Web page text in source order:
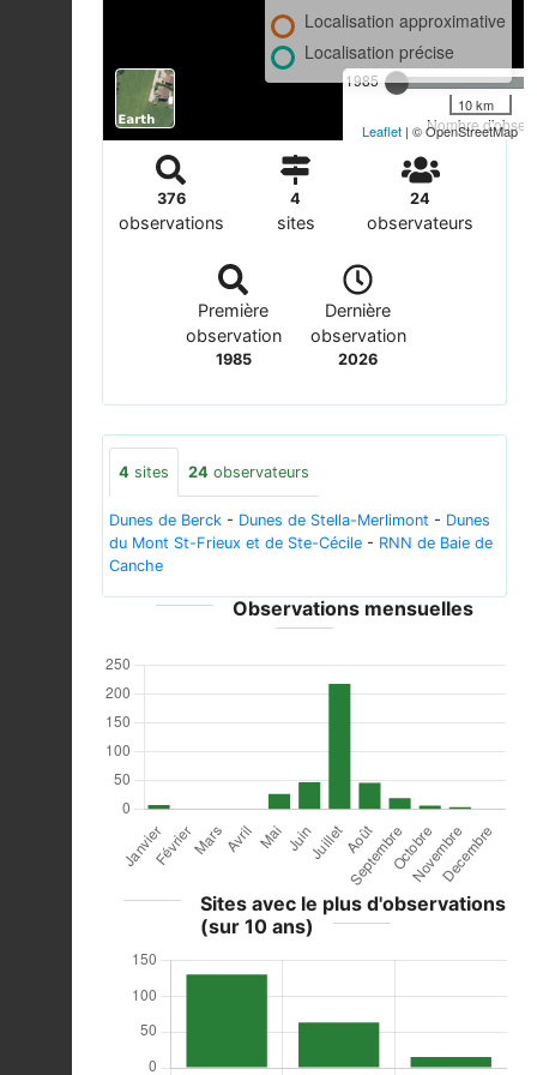
1985
Nombre
Localisation approximative
Localisation précise
10 km
Leaflet | © OpenStreetMap
376
observations
4
sites
24
observateurs
Première
observation
1985
Dernière
observation
2026
4 sites 24 observateurs
Dunes de Berck - Dunes de Stella-Merlimont - Dunes
du Mont St-Frieux et de Ste-Cécile - RNN de Baie de
Canche
Observations mensuelles
Sites avec le plus d'observations
(sur 10 ans)